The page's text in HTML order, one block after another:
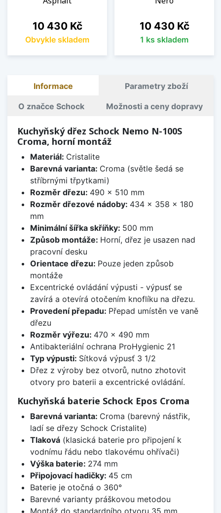
Cena
10 430 Kč
Obvykle skladem
Cena
10 430 Kč
1 ks skladem
Informace Parametry zboží
O značce Schock Možnosti a ceny dopravy
Kuchyňský dřez Schock Nemo N-100S
Croma, horní montáž
Materiál: Cristalite
Barevná varianta: Croma (světle šedá se
stříbrnými třpytkami)
Rozměr dřezu: 490 x 510 mm
Rozměr dřezové nádoby: 434 x 358 x 180
mm
Minimální šířka skříňky: 500 mm
Způsob montáže: Horní, dřez je usazen nad
pracovní desku
Orientace dřezu: Pouze jeden způsob
montáže
Excentrické ovládání výpusti - výpusť se
zavírá a otevírá otočením knoflíku na dřezu.
Provedení přepadu: Přepad umístěn ve vaně
dřezu
Rozměr výřezu: 470 x 490 mm
Antibakteriální ochrana ProHygienic 21
Typ výpusti: Sítková výpusť 3 1/2
Dřez z výroby bez otvorů, nutno zhotovit
otvory pro baterii a excentrické ovládání.
Kuchyňská baterie Schock Epos Croma
Barevná varianta: Croma (barevný nástřik,
ladí se dřezy Schock Cristalite)
Tlaková(klasická baterie pro připojení k
vodnímu řádu nebo tlakovému ohřívači)
Výška baterie: 274 mm
Připojovací hadičky: 45 cm
Baterie je otočná o 360°
Barevné varianty práškovou metodou